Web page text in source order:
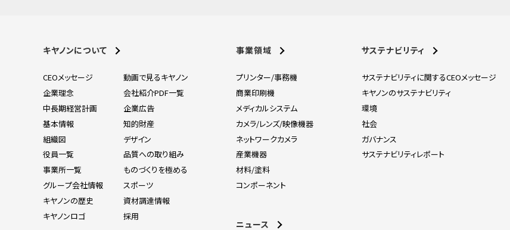
キヤノンについて
CEOメッセージ
企業理念
中長期経営計画
基本情報
組織図
役員一覧
事業所一覧
グループ会社情報
キヤノンの歴史
キヤノンロゴ
動画で見るキヤノン
会社紹介PDF一覧
企業広告
知的財産
デザイン
品質への取り組み
ものづくりを極める
スポーツ
資材調達情報
採用
事業領域
プリンター/事務機
商業印刷機
メディカルシステム
カメラ/レンズ/映像機器
ネットワークカメラ
産業機器
材料/塗料
コンポーネント
ニュース
サステナビリティ
サステナビリティに関するCEOメッセージ
キヤノンのサステナビリティ
環境
社会
ガバナンス
サステナビリティレポート